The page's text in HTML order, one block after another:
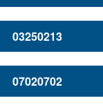
03250213
07020702